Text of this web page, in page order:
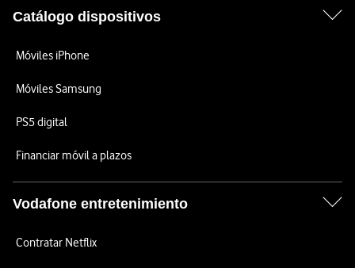
Catálogo dispositivos
Móviles iPhone
Móviles Samsung
PS5 digital
Financiar móvil a plazos
Vodafone entretenimiento
Contratar Netflix